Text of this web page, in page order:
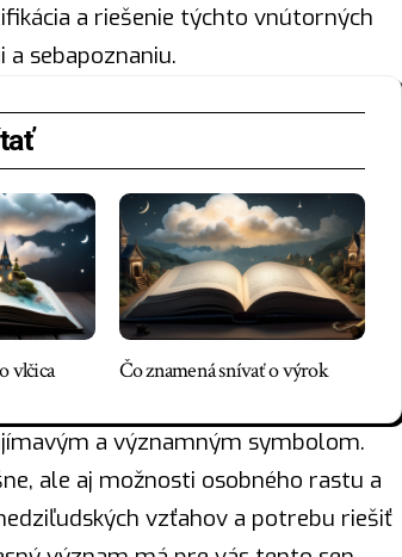
a riešenie týchto vnútorných
sebapoznaniu.
vlčica Čo znamená snívať o výrok
a významným symbolom.
ale aj možnosti osobného rastu a
vzťahov a potrebu riešiť